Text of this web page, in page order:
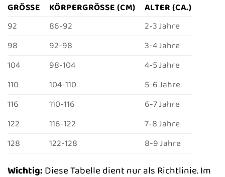
GRÖSSE KÖRPERGRÖSSE (CM)
ALTER (CA.)
92
86-92
2-3 Jahre
98
92-98
3-4 Jahre
104
98-104
4-5 Jahre
110
104-110
5-6 Jahre
116
110-116
6-7 Jahre
122
116-122
7-8 Jahre
128
122-128 8-9 Jahre
Wichtig: Diese Tabelle dient nur als Richtlinie. Im